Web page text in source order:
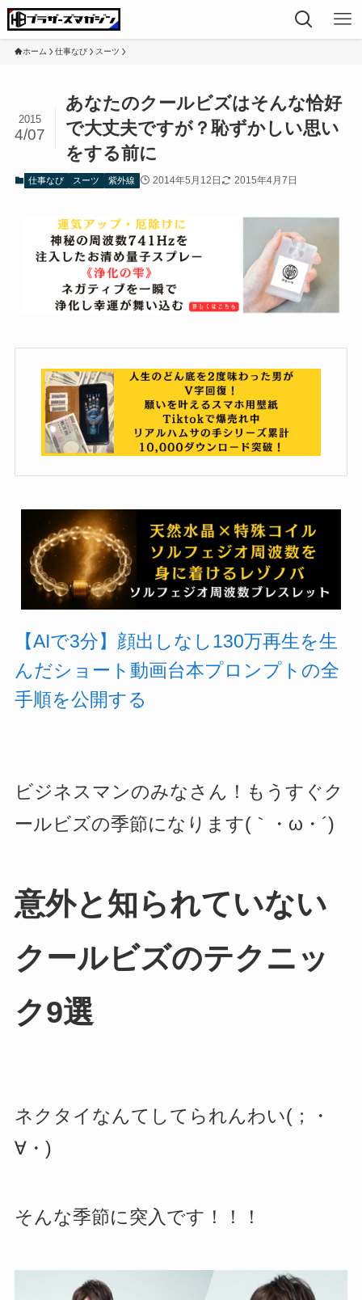
ホーム 仕事なび スーツ
あなたのクールビズはそんな恰好
で大丈夫ですが？恥ずかしい思い
をする前に
2015
4/07
仕事なび スーツ 紫外線 2014年5月12日 2015年4月7日
【AIで3分】顔出しなし130万再生を生
んだショート動画台本プロンプトの全
手順を公開する
ビジネスマンのみなさん！もうすぐク
ールビズの季節になります(｀・ω・´)
意外と知られていない
クールビズのテクニッ
ク9選
ネクタイなんてしてられんわい(；・
∀・)
そんな季節に突入です！！！